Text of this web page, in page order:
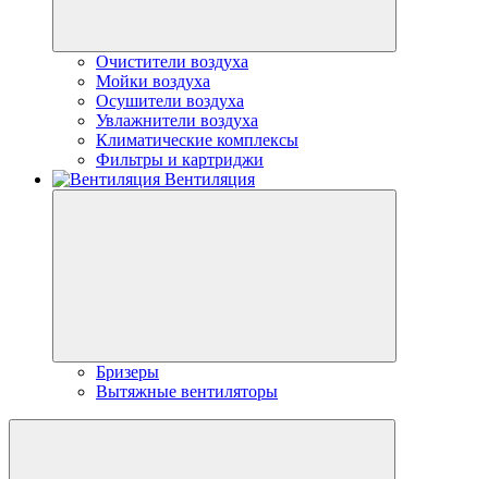
Очистители воздуха
Мойки воздуха
Осушители воздуха
Увлажнители воздуха
Климатические комплексы
Фильтры и картриджи
Вентиляция
Бризеры
Вытяжные вентиляторы